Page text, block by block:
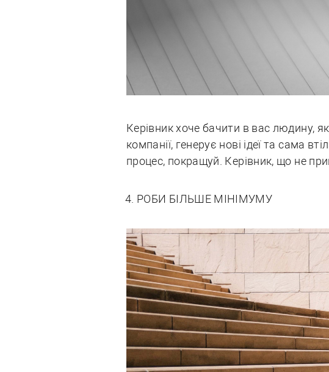
Керівник хоче бачити в вас людину,
компанії, генерує нові ідеї та сама
процес, покращуй. Керівник, що не
РОБИ БІЛЬШЕ МІНІМУМУ